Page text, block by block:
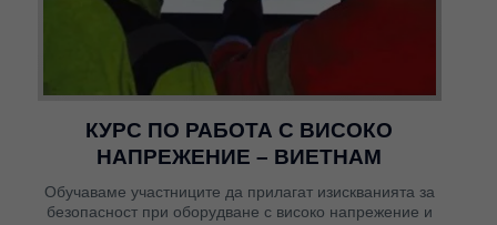
КУРС ПО РАБОТА С ВИСОКО
НАПРЕЖЕНИЕ – ВИЕТНАМ
Обучаваме участниците да прилагат изискванията за
безопасност при оборудване с високо напрежение и